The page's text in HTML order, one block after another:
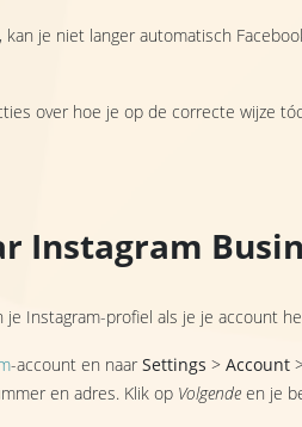
kan je niet langer automatisch
over hoe je op de correcte wijze
Instagram
Instagram-profiel als je je account
-account en naar Settings > Account
en adres. Klik op Volgende en je